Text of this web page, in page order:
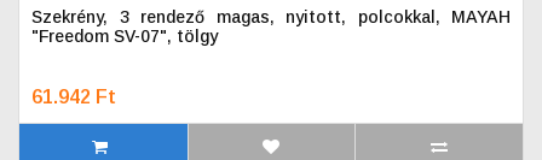
Szekrény, 3 rendező magas, nyitott, polcokkal, MAYAH
"Freedom SV-07", tölgy
61.942 Ft